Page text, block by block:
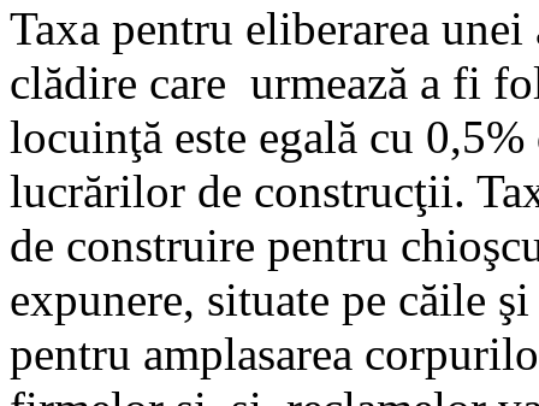
Taxa pentru eliberarea
clădire care urmează a fi
locuinţă este egală cu
lucrărilor de construcţii.
de construire pentru
expunere, situate pe căile
pentru amplasarea